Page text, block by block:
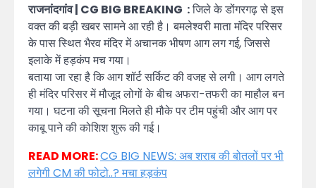
राजनांदगांव | CG BIG BREAKING :जिले के डोंगरगढ़ से इस
वक्त की बड़ी खबर सामने आ रही है। बमलेश्वरी माता मंदिर परिसर
के पास स्थित भैरव मंदिर में अचानक भीषण आग लग गई, जिससे
इलाके में हड़कंप मच गया।
बताया जा रहा है कि आग शॉर्ट सर्किट की वजह से लगी। आग लगते
ही मंदिर परिसर में मौजूद लोगों के बीच अफरा-तफरी का माहौल बन
गया। घटना की सूचना मिलते ही मौके पर टीम पहुंची और आग पर
काबू पाने की कोशिश शुरू की गई।
READ MORE:CG BIG NEWS: अब शराब की बोतलों पर भी
लगेगी CM की फोटो..? मचा हड़कंप